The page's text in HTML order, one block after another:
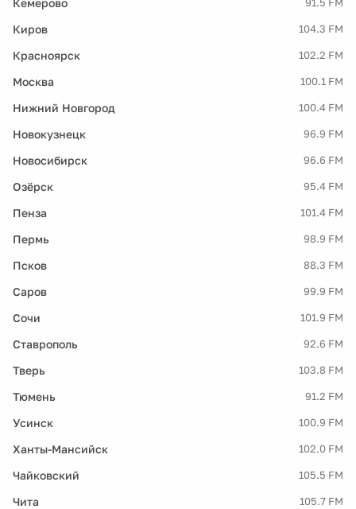
91.5 FM
Киров 104.3 FM
Красноярск 102.2 FM
Москва 100.1 FM
Нижний Новгород 100.4 FM
Новокузнецк 96.9 FM
Новосибирск 96.6 FM
Озёрск 95.4 FM
Пенза 101.4 FM
Пермь 98.9 FM
Псков 88.3 FM
Саров 99.9 FM
Сочи 101.9 FM
Ставрополь 92.6 FM
Тверь 103.8 FM
Тюмень 91.2 FM
Усинск 100.9 FM
Ханты-Мансийск 102.0 FM
Чайковский 105.5 FM
Чита 105.7 FM